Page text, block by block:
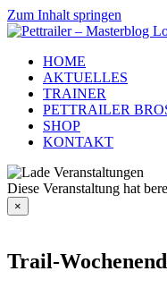
Zum Inhalt springen
HOME
AKTUELLES
TRAINER
PETTRAILER
SHOP
KONTAKT
Diese Veranstaltung hat
×
Trail-